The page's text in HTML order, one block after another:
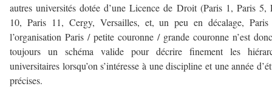
autres universités dotée d’une Licence de Droit (Paris 1, Paris 5,
10, Paris 11, Cergy, Versailles, et, un peu en décalage,
l’organisation Paris / petite couronne / grande couronne n’est
toujours un schéma valide pour décrire finement les
universitaires lorsqu’on s’intéresse à une discipline et une année
précises.